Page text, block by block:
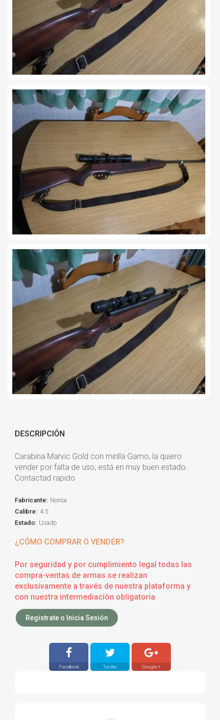
DESCRIPCIÓN
Carabina Marvic Gold con mirilla Gamo, la quiero
vender por falta de uso, está en muy buen estado.
Contactad rapido
Fabricante: Norica
Calibre: 4.5
Estado: Usado
¿CÓMO COMPRAR O VENDER?
Por seguridad y por cumplimiento legal todas las
compra-ventas de armas se realizan
exclusivamente a través de nuestra plataforma y
con nuestra intermediación obligatoria
Registrate o Inicia Sesión
Facebook Twitter Google +